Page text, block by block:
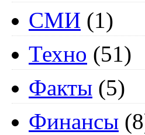
СМИ (1)
Техно (51)
Факты (5)
Финансы